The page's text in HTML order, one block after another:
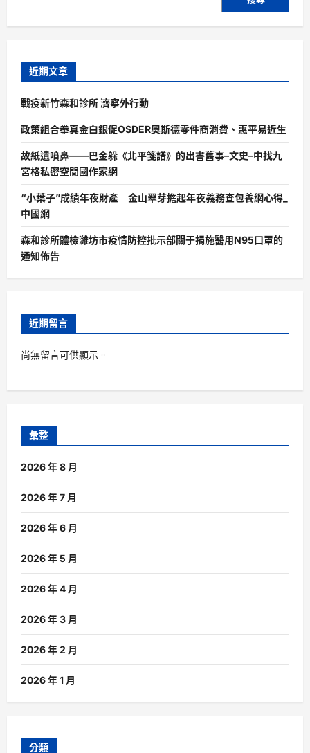
近期文章
戰疫新竹森和診所 濟寧外行動
政策組合拳真金白銀促OSDER奧斯德零件商消費、惠平易近生
故紙遺噴鼻——巴金躲《北平箋譜》的出書舊事–文史–中找九
宮格私密空間國作家網
“小葉子”成績年夜財產 金山翠芽擔起年夜義務查包養網心得_
中國網
森和診所體檢濰坊市疫情防控批示部關于捐施醫用N95口罩的
通知佈告
近期留言
尚無留言可供顯示。
彙整
2026 年 8 月
2026 年 7 月
2026 年 6 月
2026 年 5 月
2026 年 4 月
2026 年 3 月
2026 年 2 月
2026 年 1 月
分類